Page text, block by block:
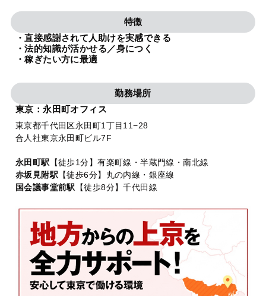
特徴
・直接感謝されて人助けを実感できる
・法的知識が活かせる／身につく
・稼ぎたい方に最適
勤務場所
東京：永田町オフィス
東京都千代田区永田町1丁目11−28
合人社東京永田町ビル7F
永田町駅 【徒歩1分】有楽町線・半蔵門線・南北線
赤坂見附駅 【徒歩6分】丸の内線・銀座線
国会議事堂前駅
【徒歩8分】千代田線
プライバシーポリシー 利用規約 内部通報
TikTok受賞